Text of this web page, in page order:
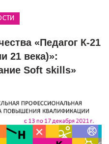
«Педагог К-21
21 века)»:
Soft skills»